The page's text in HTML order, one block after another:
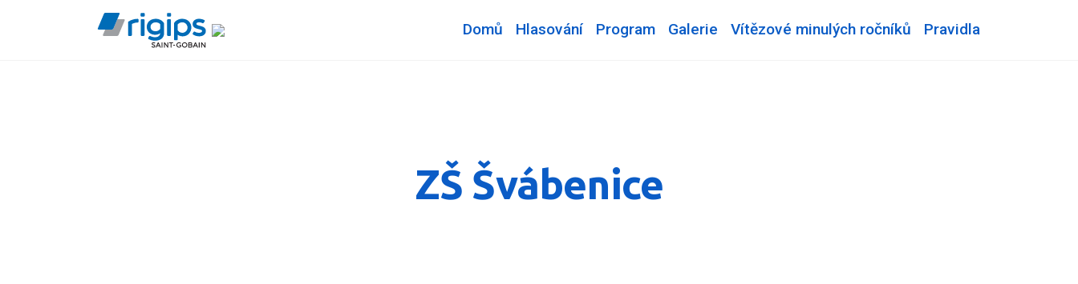
Domů Hlasování Program Galerie Vítězové minulých ročníků Pravidla
ZŠ Švábenice